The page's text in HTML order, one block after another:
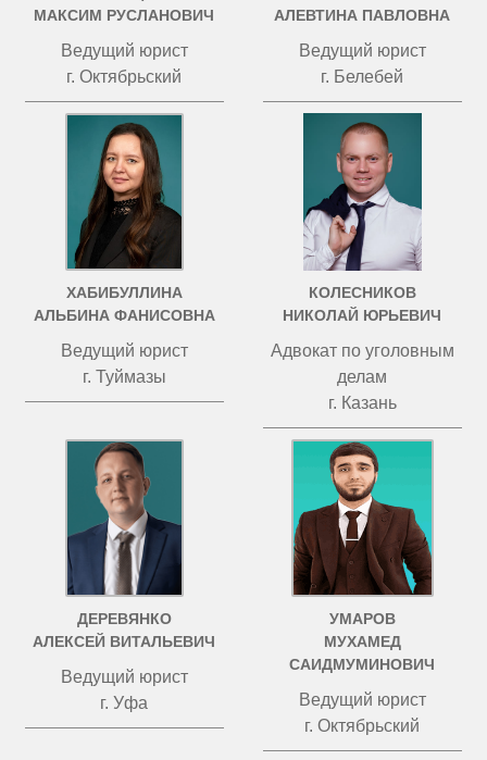
МАКСИМ РУСЛАНОВИЧ
Ведущий юрист
г. Октябрьский
АЛЕВТИНА ПАВЛОВНА
Ведущий юрист
г. Белебей
ХАБИБУЛЛИНА
АЛЬБИНА ФАНИСОВНА
Ведущий юрист
г. Туймазы
КОЛЕСНИКОВ
НИКОЛАЙ ЮРЬЕВИЧ
Адвокат по уголовным
делам
г. Казань
ДЕРЕВЯНКО
АЛЕКСЕЙ ВИТАЛЬЕВИЧ
Ведущий юрист
г. Уфа
УМАРОВ
МУХАМЕД
САИДМУМИНОВИЧ
Ведущий юрист
г. Октябрьский